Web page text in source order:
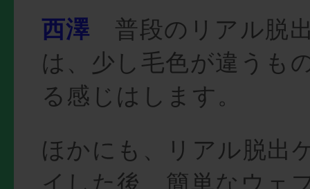
西澤 普段のリアル脱
は、少し毛色が違うも
る感じはします。
ほかにも、リアル脱出
イした後、簡単なウェ